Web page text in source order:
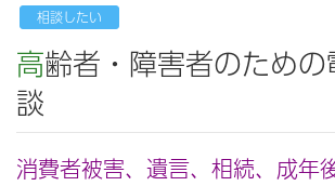
相談したい
高齢者・障害者のための電話法律相
談
消費者被害、遺言、相続、成年